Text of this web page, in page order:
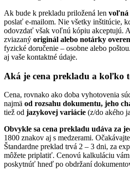
Ak bude k prekladu priložená len voľná
poslať e-mailom. Nie všetky inštitúcie,
odovzdať však voľnú kópiu akceptujú.
zviazaný originál alebo notárky
fyzické doručenie – osobne alebo
aj vaše kontaktné údaje.
Aká je cena prekladu a koľko
Cena, rovnako ako doba vyhotovenia
najmä od rozsahu dokumentu, jeho
tiež od jazykovej variácie (z/do akého
Obvykle sa cena prekladu udáva za
1800 znakov aj s medzerami.
Štandardne preklad trvá 2 – 3 dni, za
môžete priplatiť. Cenovú kalkuláciu
poskytnúť hneď po obdržaní